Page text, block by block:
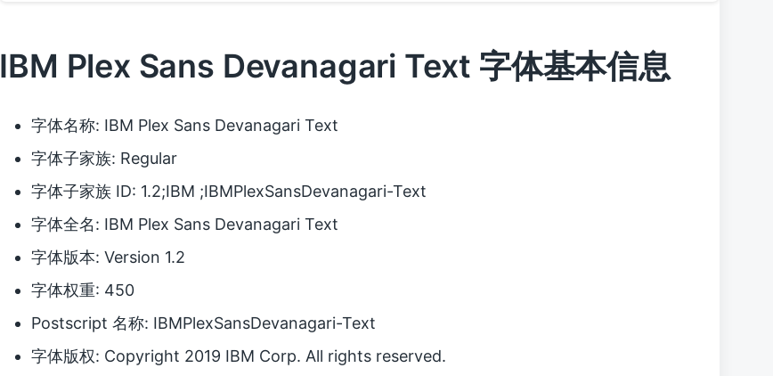
IBM Plex Sans Devanagari Text 字体基本信息
字体名称: IBM Plex Sans Devanagari Text
字体子家族: Regular
字体子家族 ID: 1.2;IBM ;IBMPlexSansDevanagari-Text
字体全名: IBM Plex Sans Devanagari Text
字体版本: Version 1.2
字体权重: 450
Postscript 名称: IBMPlexSansDevanagari-Text
字体版权: Copyright 2019 IBM Corp. All rights reserved.